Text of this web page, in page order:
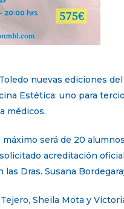
nuevas ediciones
Estética: uno para
médicos.
será de 20
acreditación
Dras. Susana
Sheila Mota y